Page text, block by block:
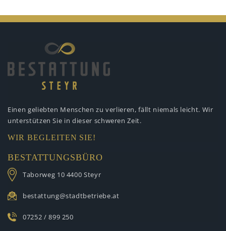
Einen geliebten Menschen zu verlieren, fällt niemals leicht. Wir
unterstützen Sie in dieser schweren Zeit.
WIR BEGLEITEN SIE!
BESTATTUNGSBÜRO
Taborweg 10 4400 Steyr
bestattung@stadtbetriebe.at
07252 / 899 250